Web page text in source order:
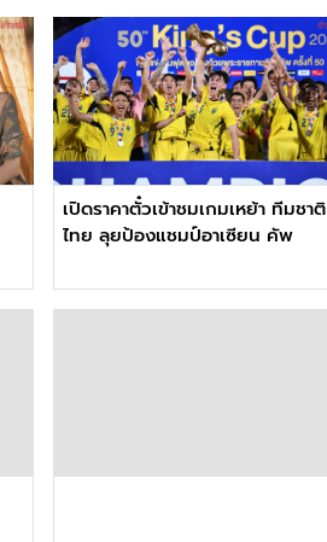
เปิดราคาตั๋วเข้าชมเกมเหย้า ทีมชาติ
ไทย ลุยป้องแชมป์อาเซียน คัพ